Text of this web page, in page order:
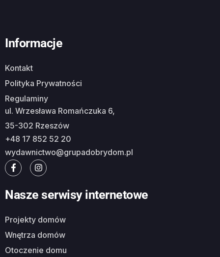
Informacje
Kontakt
Polityka Prywatności
Regulaminy
ul. Wrzesława Romańczuka 6,
35-302 Rzeszów
+48 17 852 52 20
wydawnictwo@grupadobrydom.pl
Nasze serwisy internetowe
Projekty domów
Wnętrza domów
Otoczenie domu